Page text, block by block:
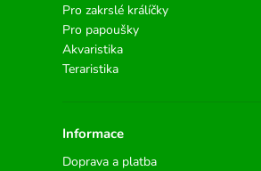
Pro zakrslé králíčky
Pro papoušky
Akvaristika
Teraristika
Informace
Doprava a platba